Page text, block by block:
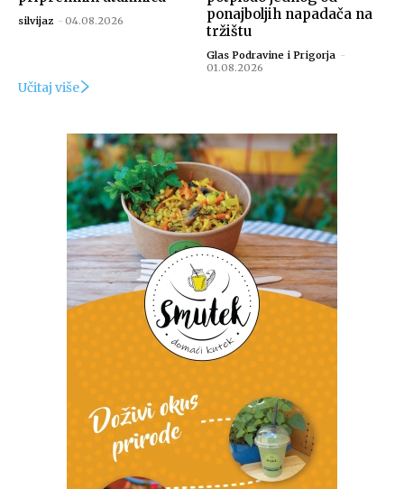
silvijaz - 04.08.2026
ponajboljih napadača na
tržištu
Glas Podravine i Prigorja -
01.08.2026
Učitaj više